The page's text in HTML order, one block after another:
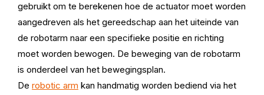
gebruikt om te berekenen hoe de actuator moet worden
aangedreven als het gereedschap aan het uiteinde van
de robotarm naar een specifieke positie en richting
moet worden bewogen. De beweging van de robotarm
is onderdeel van het bewegingsplan.
De robotic arm kan handmatig worden bediend via het